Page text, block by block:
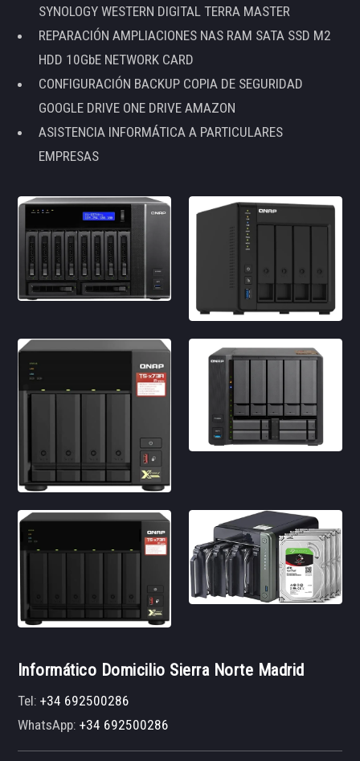
SYNOLOGY WESTERN DIGITAL TERRA MASTER
REPARACIÓN AMPLIACIONES NAS RAM SATA SSD M2
HDD 10GbE NETWORK CARD
CONFIGURACIÓN BACKUP COPIA DE SEGURIDAD
GOOGLE DRIVE ONE DRIVE AMAZON
ASISTENCIA INFORMÁTICA A PARTICULARES
EMPRESAS
Informático Domicilio Sierra Norte Madrid
Tel:+34 692500286
WhatsApp:+34 692500286